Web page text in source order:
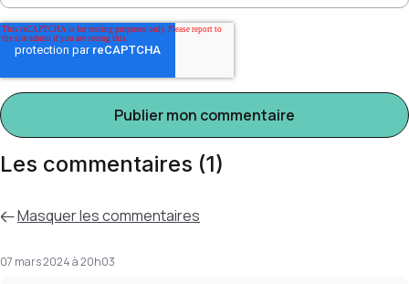
Les commentaires (1)
Masquerles commentaires
07 mars 2024 à 20h03